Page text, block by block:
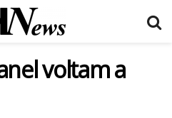
voltam a